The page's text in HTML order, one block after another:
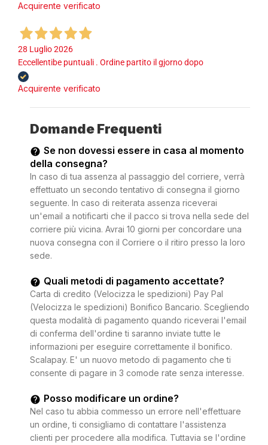
Acquirente verificato
28 Luglio 2026
Eccellentibe puntuali . Ordine partito il gjorno dopo
Acquirente verificato
Domande Frequenti
Se non dovessi essere in casa al momento
della consegna?
In caso di tua assenza al passaggio del corriere, verrà
effettuato un secondo tentativo di consegna il giorno
seguente. In caso di reiterata assenza riceverai
un'email a notificarti che il pacco si trova nella sede del
corriere più vicina. Avrai 10 giorni per concordare una
nuova consegna con il Corriere o il ritiro presso la loro
sede.
Quali metodi di pagamento accettate?
Carta di credito (Velocizza le spedizioni) Pay Pal
(Velocizza le spedizioni) Bonifico Bancario. Scegliendo
questa modalità di pagamento quando riceverai l'email
di conferma dell'ordine ti saranno inviate tutte le
informazioni per eseguire correttamente il bonifico.
Scalapay. E' un nuovo metodo di pagamento che ti
consente di pagare in 3 comode rate senza interesse.
Posso modificare un ordine?
Nel caso tu abbia commesso un errore nell'effettuare
un ordine, ti consigliamo di contattare l'assistenza
clienti per procedere alla modifica. Tuttavia se l'ordine